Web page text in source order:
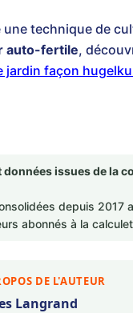
une technique de
auto-fertile,
jardin façon
issues de la
depuis 2017
abonnés à la
DE L'AUTEUR
Langrand